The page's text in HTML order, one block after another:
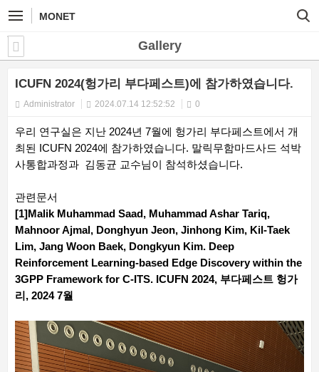
MONET
Gallery
ICUFN 2024(헝가리 부다페스트)에 참가하였습니다.
Administrator 2024.07.14 12:52:52 0
우리 연구실은 지난 2024년 7월에 헝가리 부다페스트에서 개
최된 ICUFN 2024에 참가하였습니다. 말릭무함마드사드 석박
사통합과정과 김동균 교수님이 참석하셨습니다.
관련문서
[1]Malik Muhammad Saad, Muhammad Ashar Tariq,
Mahnoor Ajmal, Donghyun Jeon, Jinhong Kim, Kil-Taek
Lim, Jang Woon Baek, Dongkyun Kim. Deep
Reinforcement Learning-based Edge Discovery within the
3GPP Framework for C-ITS. ICUFN 2024, 부다페스트 헝가
리, 2024 7월